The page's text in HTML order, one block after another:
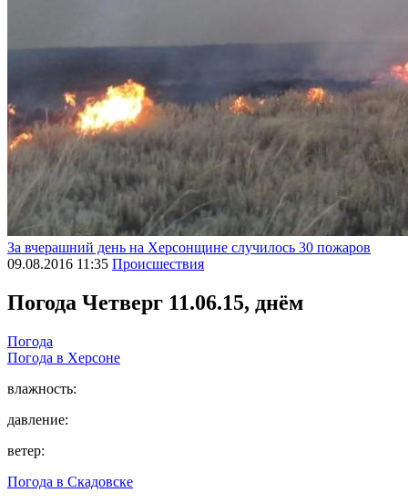
За вчерашний день на Херсонщине случилось 30 пожаров
09.08.2016 11:35 Происшествия
Погода Четверг 11.06.15, днём
Погода
Погода в Херсоне
влажность:
давление:
ветер:
Погода в Скадовске